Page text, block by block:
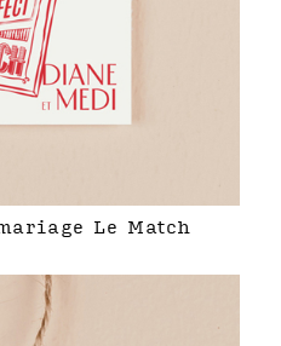
Le Match